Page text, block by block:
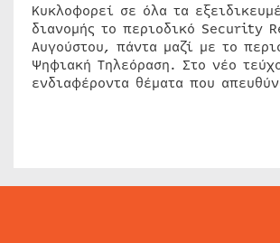
Κυκλοφορεί σε όλα τα
διανομής το περιοδικό Security
Αυγούστου, πάντα μαζί με το
Ψηφιακή Τηλεόραση. Στο νέο
ενδιαφέροντα θέματα που